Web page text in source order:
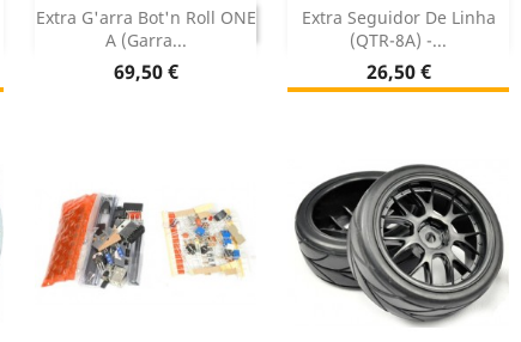
Extra G'arra Bot'n Roll ONE
A (Garra...
Preço
69,50 €
DESCONTINUADO
DESCONTINUADO
Extra Seguidor De Linha
(QTR-8A) -...
Preço
26,50 €
Adicionar 
Sem stock